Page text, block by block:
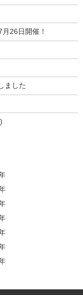
26日開催！
ました